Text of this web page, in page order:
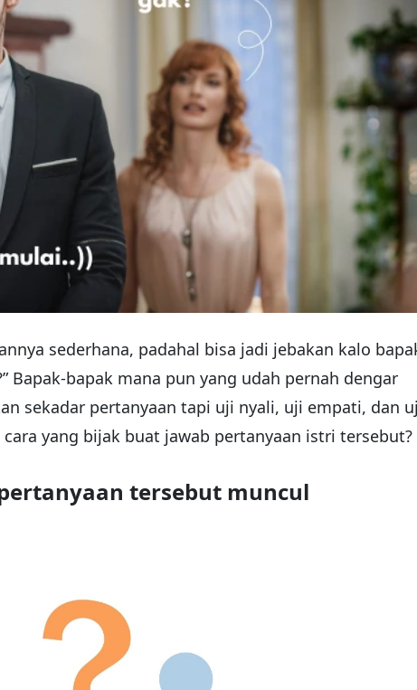
sederhana, padahal bisa jadi jebakan kalo
Bapak-bapak mana pun yang udah pernah dengar
sekadar pertanyaan tapi uji nyali, uji empati, dan
yang bijak buat jawab pertanyaan istri tersebut?
tersebut muncul